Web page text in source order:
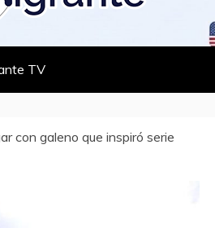
TV
con galeno que inspiró serie